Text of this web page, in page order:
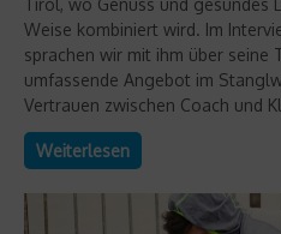
Weise kombiniert wird. Im
sprachen wir mit ihm über seine
umfassende Angebot im
Vertrauen zwischen Coach und
Weiterlesen